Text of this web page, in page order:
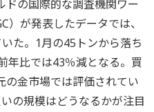
ドの国際的な調査機関ワー
）が発表したデータでは、
た。1月の45トンから落ち
年比では43％減となる。買
の金市場では評価されてい
の規模はどうなるかが注目